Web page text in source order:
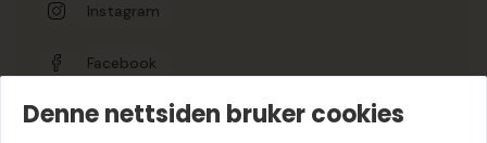
Instagram
Facebook
Google-vurdering
Denne nettsiden bruker cookies